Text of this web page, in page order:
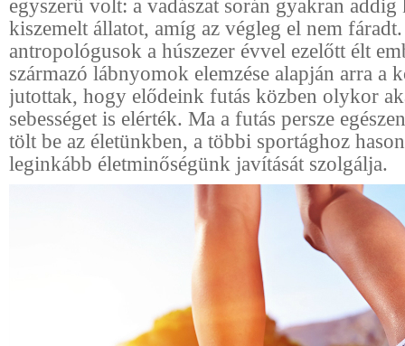
egyszerű volt: a vadászat során gyakran addig
kiszemelt állatot, amíg az végleg el nem
antropológusok a húszezer évvel ezelőtt élt
származó lábnyomok elemzése alapján arra a
jutottak, hogy elődeink futás közben olykor
sebességet is elérték. Ma a futás persze
tölt be az életünkben, a többi sportághoz
leginkább életminőségünk javítását szolgálja.